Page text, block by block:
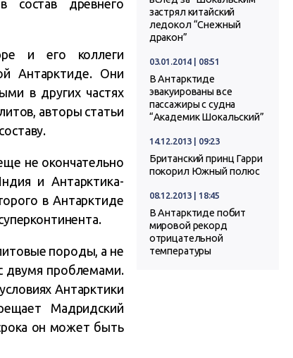
состав древнего
и его коллеги
Антарктиде. Они
в других частях
авторы статьи
не окончательно
и Антарктика-
в Антарктиде
породы, а не
двумя проблемами.
Антарктики
Мадридский
он может быть
застрял китайский
ледокол “Снежный
дракон”
03.01.2014 | 08:51
В Антарктиде
эвакуированы все
пассажиры с судна
“Академик Шокальский”
14.12.2013 | 09:23
Британский принц Гарри
покорил Южный полюс
08.12.2013 | 18:45
В Антарктиде побит
мировой рекорд
отрицательной
температуры